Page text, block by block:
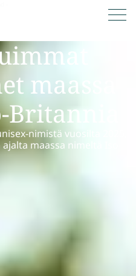
maassa
nimistä vuosilta 2025,
maassa nimeltä Iso-